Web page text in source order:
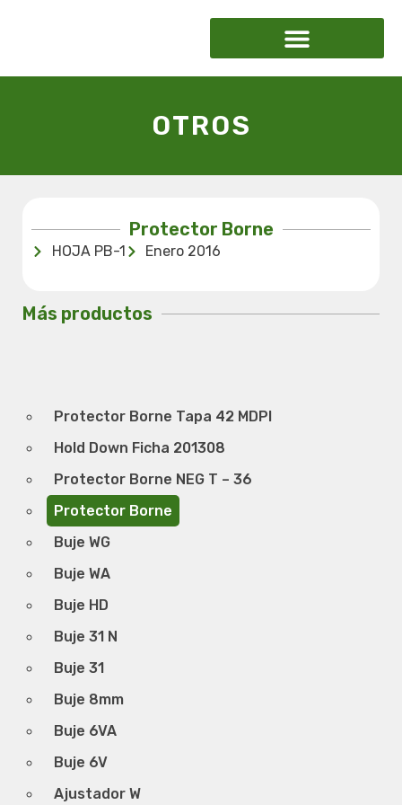
OTROS
Protector Borne
HOJA PB-1 Enero 2016
Más productos
Protector Borne Tapa 42 MDPI
Hold Down Ficha 201308
Protector Borne NEG T – 36
Protector Borne
Buje WG
Buje WA
Buje HD
Buje 31 N
Buje 31
Buje 8mm
Buje 6VA
Buje 6V
Ajustador W